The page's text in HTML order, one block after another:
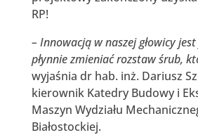
RP!
– Innowacją w naszej głowicy
płynnie zmieniać rozstaw śrub,
wyjaśnia dr hab. inż. Dariusz
kierownik Katedry Budowy i
Maszyn Wydziału
Białostockiej.